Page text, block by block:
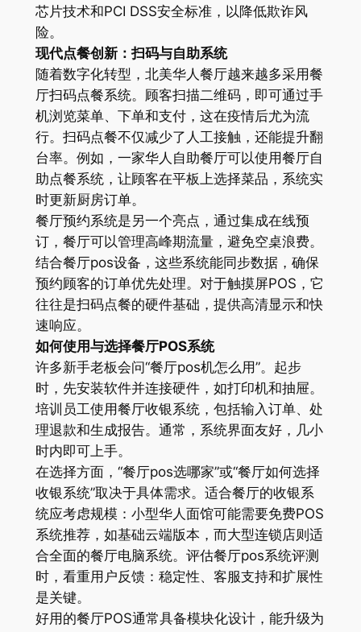
芯片技术和PCI DSS安全标准，以降低欺诈风
险。
现代点餐创新：扫码与自助系统
随着数字化转型，北美华人餐厅越来越多采用餐
厅扫码点餐系统。顾客扫描二维码，即可通过手
机浏览菜单、下单和支付，这在疫情后尤为流
行。扫码点餐不仅减少了人工接触，还能提升翻
台率。例如，一家华人自助餐厅可以使用餐厅自
助点餐系统，让顾客在平板上选择菜品，系统实
时更新厨房订单。
餐厅预约系统是另一个亮点，通过集成在线预
订，餐厅可以管理高峰期流量，避免空桌浪费。
结合餐厅pos设备，这些系统能同步数据，确保
预约顾客的订单优先处理。对于触摸屏POS，它
往往是扫码点餐的硬件基础，提供高清显示和快
速响应。
如何使用与选择餐厅POS系统
许多新手老板会问“餐厅pos机怎么用”。起步
时，先安装软件并连接硬件，如打印机和抽屉。
培训员工使用餐厅收银系统，包括输入订单、处
理退款和生成报告。通常，系统界面友好，几小
时内即可上手。
在选择方面，“餐厅pos选哪家”或“餐厅如何选择
收银系统”取决于具体需求。适合餐厅的收银系
统应考虑规模：小型华人面馆可能需要免费POS
系统推荐，如基础云端版本，而大型连锁店则适
合全面的餐厅电脑系统。评估餐厅pos系统评测
时，看重用户反馈：稳定性、客服支持和扩展性
是关键。
好用的餐厅POS通常具备模块化设计，能升级为